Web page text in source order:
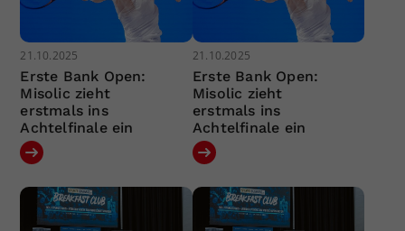
21.10.2025
Erste Bank Open:
Misolic zieht
erstmals ins
Achtelfinale ein
21.10.2025
Erste Bank Open:
Misolic zieht
erstmals ins
Achtelfinale ein